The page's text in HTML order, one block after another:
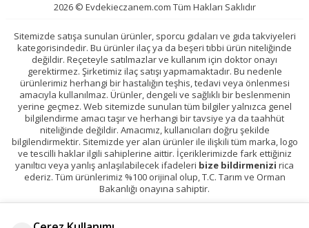
2026 © Evdekieczanem.com Tüm Hakları Saklıdır
Sitemizde satışa sunulan ürünler, sporcu gıdaları ve gıda takviyeleri
kategorisindedir. Bu ürünler ilaç ya da beşeri tıbbi ürün niteliğinde
değildir. Reçeteyle satılmazlar ve kullanım için doktor onayı
gerektirmez. Şirketimiz ilaç satışı yapmamaktadır. Bu nedenle
ürünlerimiz herhangi bir hastalığın teşhis, tedavi veya önlenmesi
amacıyla kullanılmaz. Ürünler, dengeli ve sağlıklı bir beslenmenin
yerine geçmez. Web sitemizde sunulan tüm bilgiler yalnızca genel
bilgilendirme amacı taşır ve herhangi bir tavsiye ya da taahhüt
niteliğinde değildir. Amacımız, kullanıcıları doğru şekilde
bilgilendirmektir. Sitemizde yer alan ürünler ile ilişkili tüm marka, logo
ve tescilli haklar ilgili sahiplerine aittir. İçeriklerimizde fark ettiğiniz
yanıltıcı veya yanlış anlaşılabilecek ifadeleri bize bildirmenizi rica
ederiz. Tüm ürünlerimiz %100 orijinal olup, T.C. Tarım ve Orman
Bakanlığı onayına sahiptir.